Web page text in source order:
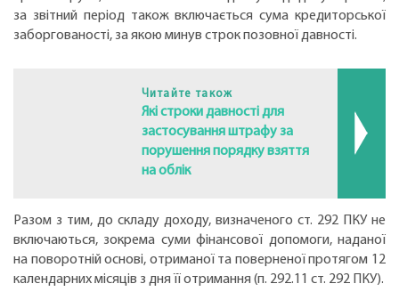
за звітний період також включається сума кредиторської
заборгованості, за якою минув строк позовної давності.
Читайте також
Які строки давності для
застосування штрафу за
порушення порядку взяття
на облік
Разом з тим, до складу доходу, визначеного ст. 292 ПКУ не
включаються, зокрема суми фінансової допомоги, наданої
на поворотній основі, отриманої та поверненої протягом 12
календарних місяців з дня її отримання (п. 292.11 ст. 292 ПКУ).